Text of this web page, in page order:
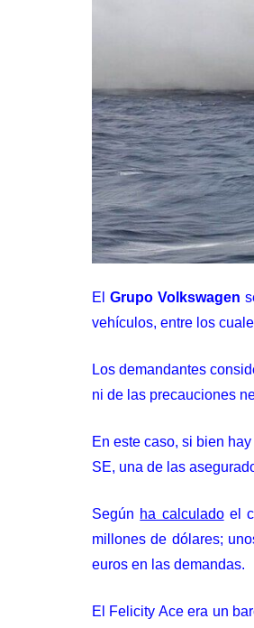
El Grupo Volkswagen
vehículos, entre los
Los demandantes
ni de las precauciones
En este caso, si bien
SE, una de las
Según ha calculadoel
millones de dólares;
euros en las demandas.
El Felicity Ace era un